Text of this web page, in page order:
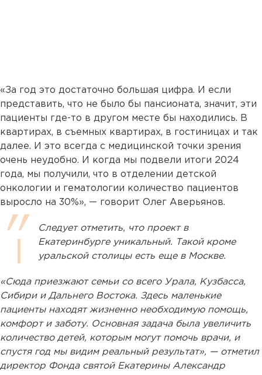
«За год это достаточно большая цифра. И если
представить, что не было бы пансионата, значит, эти
пациенты где-то в другом месте бы находились. В
квартирах, в съемных квартирах, в гостиницах и так
далее. И это всегда с медицинской точки зрения
очень неудобно. И когда мы подвели итоги 2024
года, мы получили, что в отделении детской
онкологии и гематологии количество пациентов
выросло на 30%», — говорит Олег Аверьянов.
Следует отметить, что проект в
Екатеринбурге уникальный. Такой кроме
уральской столицы есть еще в Москве.
«Сюда приезжают семьи со всего Урала, Кузбасса,
Сибири и Дальнего Востока. Здесь маленькие
пациенты находят жизненно необходимую помощь,
комфорт и заботу. Основная задача была увеличить
количество детей, которым могут помочь врачи, и
спустя год мы видим реальный результат», — отметил
директор Фонда святой Екатерины Александр